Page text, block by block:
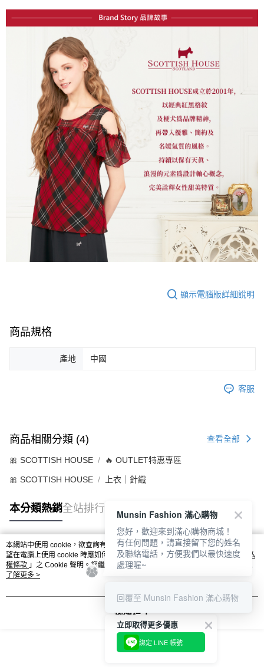
顯示電腦版詳細說明
商品規格
產地 中國
客服
商品相關分類 (4) 查看全部
🎀 SCOTTISH HOUSE 🔥 OUTLET特惠專區
🎀 SCOTTISH HOUSE 上衣｜針織
本分類熱銷全站排行
熱門標籤
本網站中使用 cookie，欲查詢有關本網站使用 cookie 方式之詳情，及若您不希
望在電腦上使用 cookie 時應如何變更電腦的 cookie 設定，請參閱本網站「
隱私
權條款 」之 Cookie 聲明。您繼續使用本網站即表示您同意本公司得按本網站使
用條款之 Cookie 聲明使用 cookie。
了解更多 >
我知道了
立即取得更多優惠
綁定 LINE 帳號
Munsin Fashion 滿心購物
您好，歡迎來到滿心購物商城！
有任何問題，請直接留下您的姓名
及聯絡電話，方便我們以最快速度
處理喔~
回覆至 Munsin Fashion 滿心購物